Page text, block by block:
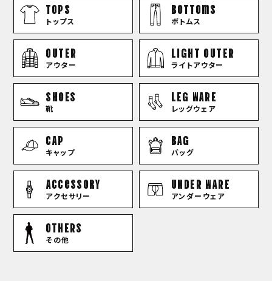
TOPS
トップス
bottoms
ボトムス
OUTER
アウター
LIGHT OUTER
ライトアウター
SHOES
靴
LEG WARE
レッグウェア
CAP
キャップ
BAG
バッグ
Accessory
アクセサリー
UNDER WARE
アンダーウェア
OTHERS
その他